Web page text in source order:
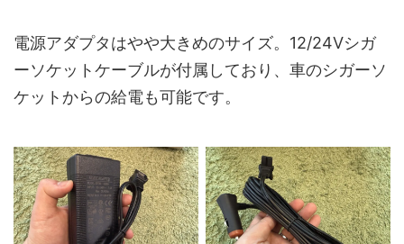
電源アダプタはやや大きめのサイズ。12/24Vシガ
ーソケットケーブルが付属しており、車のシガーソ
ケットからの給電も可能です。